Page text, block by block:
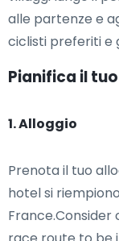
alle partenze e
ciclisti preferiti e
Pianifica il
1. Alloggio
Prenota il tuo
hotel si